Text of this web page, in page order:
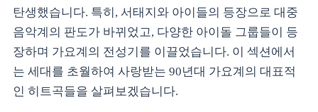
탄생했습니다. 특히, 서태지와 아이들의 등장으로 대중
음악계의 판도가 바뀌었고, 다양한 아이돌 그룹들이 등
장하며 가요계의 전성기를 이끌었습니다. 이 섹션에서
는 세대를 초월하여 사랑받는 90년대 가요계의 대표적
인 히트곡들을 살펴보겠습니다.